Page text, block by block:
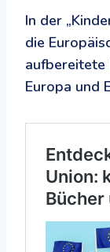
In der
die
aufbereitete
Europa und